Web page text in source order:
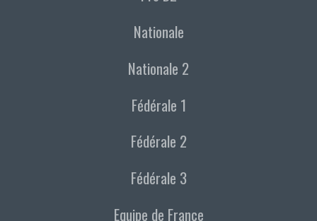
Nationale
Nationale 2
Fédérale 1
Fédérale 2
Fédérale 3
Equipe de France